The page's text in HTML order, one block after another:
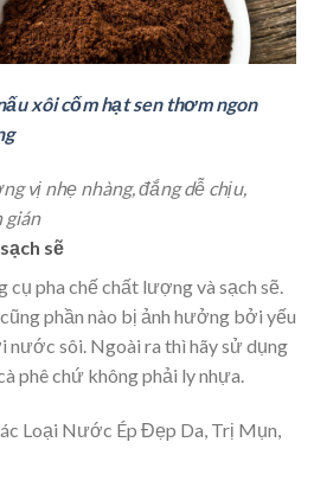
xôi cốm hạt sen thơm ngon
vị nhẹ nhàng, đắng dễ chịu,
gián
sẽ
cụ pha chế chất lượng và sạch sẽ.
phần nào bị ảnh hưởng bởi yếu
nước sôi. Ngoài ra thì hãy sử dụng
phê chứ không phải ly nhựa.
Loại Nước Ép Đẹp Da, Trị Mụn,